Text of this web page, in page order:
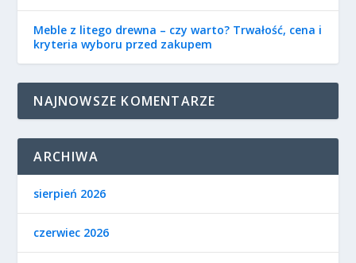
Meble z litego drewna – czy warto? Trwałość, cena i
kryteria wyboru przed zakupem
NAJNOWSZE KOMENTARZE
ARCHIWA
sierpień 2026
czerwiec 2026